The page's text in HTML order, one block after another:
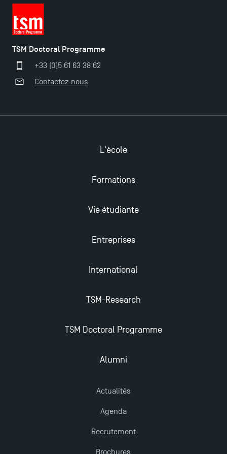
Ouverture des candidatures pour le Doctoral
Ouverture des candidatures en Master pour 2024-
Les Masters de TSM récompensés au classement
Les meilleurs mémoires du M2 Comptabilité
TSM Doctoral Programme
+33 (0)5 61 63 38 62
Contactez-nous
L'école
Formations
Vie étudiante
Entreprises
International
TSM-Research
TSM Doctoral Programme
Alumni
Actualités
Agenda
Recrutement
Brochures